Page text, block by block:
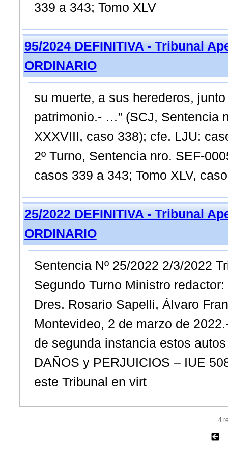
339 a 343; Tomo XLV
95/2024 DEFINITIVA - Tribunal
ORDINARIO
su muerte, a sus herederos,
patrimonio.- …” (SCJ, Sentencia
XXXVIII, caso 338); cfe. LJU:
2º Turno, Sentencia nro. SEF-
casos 339 a 343; Tomo XLV, caso
25/2022 DEFINITIVA - Tribunal
ORDINARIO
Sentencia Nº 25/2022 2/3/2022
Segundo Turno Ministro
Dres. Rosario Sapelli, Álvaro
Montevideo, 2 de marzo de
de segunda instancia estos
DAÑOS y PERJUICIOS – IUE
este Tribunal en virt
4